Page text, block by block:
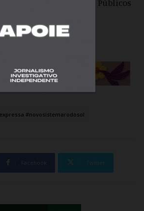
Regulação de Serviços Públicos
#novosistemarodosol
Facebook Twitter